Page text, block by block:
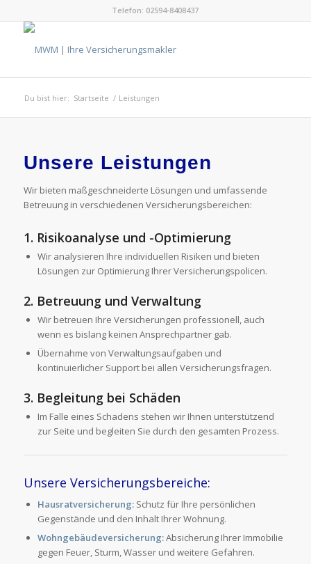
Telefon: 02594-8408437
Du bist hier: Startseite / Leistungen
Unsere Leistungen
Wir bieten maßgeschneiderte Lösungen und umfassende
Betreuung in verschiedenen Versicherungsbereichen:
1. Risikoanalyse und -Optimierung
Wir analysieren Ihre individuellen Risiken und bieten
Lösungen zur Optimierung Ihrer Versicherungspolicen.
2. Betreuung und Verwaltung
Wir betreuen Ihre Versicherungen professionell, auch
wenn es bislang keinen Ansprechpartner gab.
Übernahme von Verwaltungsaufgaben und
kontinuierlicher Support bei allen Versicherungsfragen.
3. Begleitung bei Schäden
Im Falle eines Schadens stehen wir Ihnen unterstützend
zur Seite und begleiten Sie durch den gesamten Prozess.
Unsere Versicherungsbereiche:
Hausratversicherung:Schutz für Ihre persönlichen
Gegenstände und den Inhalt Ihrer Wohnung.
Wohngebäudeversicherung:Absicherung Ihrer Immobilie
gegen Feuer, Sturm, Wasser und weitere Gefahren.